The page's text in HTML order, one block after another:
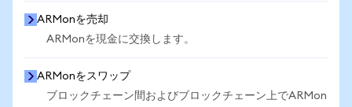
ARMonを売却
ARMonを現金に交換します。
ARMonをスワップ
ブロックチェーン間およびブロックチェーン上でARMon